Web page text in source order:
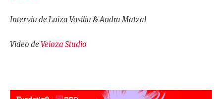
Interviu de Luiza Vasiliu & Andra Matzal
Video de Veioza Studio